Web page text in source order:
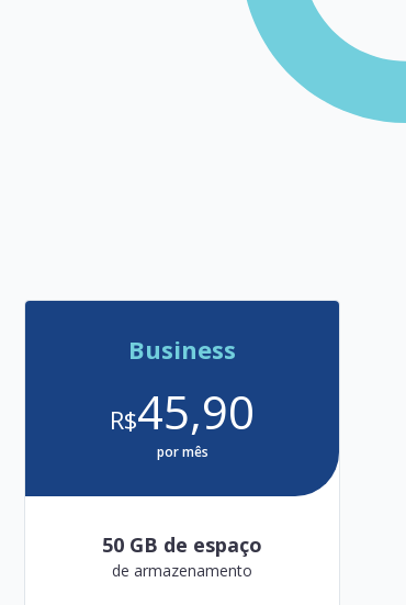
Business
R$45,90
por mês
50 GB de espaço
de armazenamento